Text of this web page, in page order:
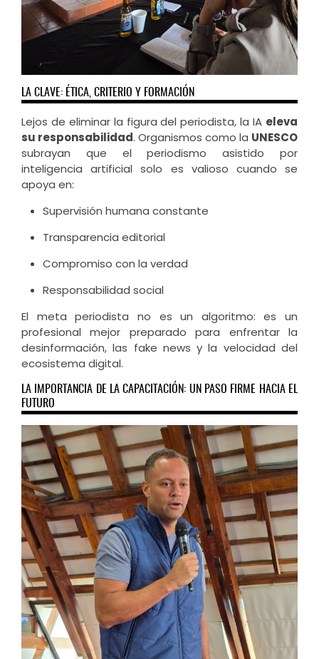
LA CLAVE: ÉTICA, CRITERIO Y FORMACIÓN
Lejos de eliminar la figura del periodista, la IA eleva
su responsabilidad. Organismos como la UNESCO
subrayan que el periodismo asistido por
inteligencia artificial solo es valioso cuando se
apoya en:
Supervisión humana constante
Transparencia editorial
Compromiso con la verdad
Responsabilidad social
El meta periodista no es un algoritmo: es un
profesional mejor preparado para enfrentar la
desinformación, las fake news y la velocidad del
ecosistema digital.
LA IMPORTANCIA DE LA CAPACITACIÓN: UN PASO FIRME HACIA EL
FUTURO